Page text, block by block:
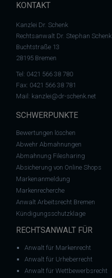
KONTAKT
Kanzlei Dr. Schenk
Rechtsanwalt Dr. Stephan Schenk
Buchtstraße 13
28195 Bremen
Tel: 0421 566 38 780
Fax: 0421 566 38 781
Mail: kanzlei@dr-schenk.net
SCHWERPUNKTE
Bewertungen löschen
Abwehr Abmahnungen
Abmahnung Filesharing
Absicherung von Online Shops
Markenanmeldung
Markenrecherche
Anwalt Arbeitsrecht Bremen
Kündigungsschutzklage
RECHTSANWALT FÜR
Anwalt für Markenrecht
Anwalt für Urheberrecht
Anwalt für Wettbewerbsrecht